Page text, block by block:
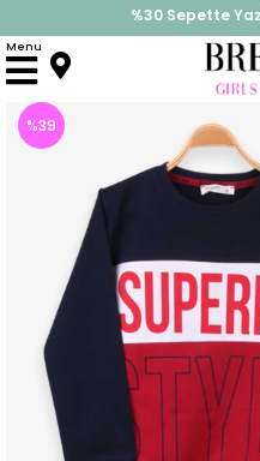
%30 Sepette
İndirimlere ek %10
Menu
Anasayfa Takımlar
%39